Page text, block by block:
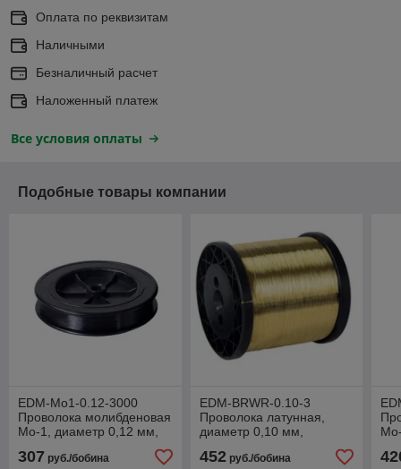
Оплата по реквизитам
Наличными
Безналичный расчет
Наложенный платеж
Все условия оплаты
Подобные товары компании
EDM-Mo1-0.12-3000
Проволока молибденовая
Mo-1, диаметр 0,12 мм,
307 руб./бобина
EDM-BRWR-0.10-3
Проволока латунная,
диаметр 0,10 мм,
катушка 3 кг
452руб./бобина